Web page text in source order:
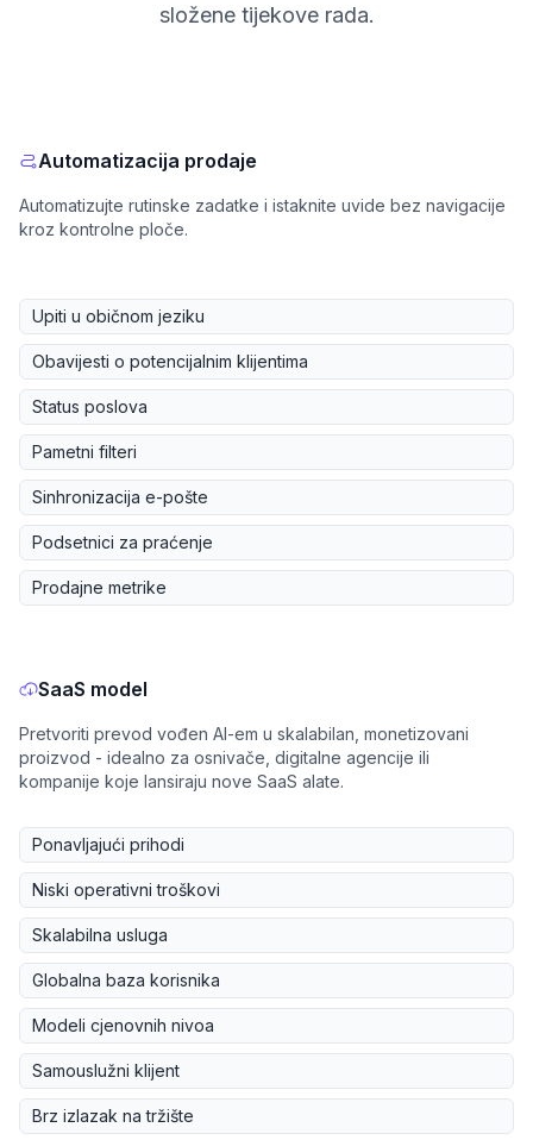
složene tijekove rada.
Automatizacija prodaje
Automatizujte rutinske zadatke i istaknite uvide bez navigacije
kroz kontrolne ploče.
Upiti u običnom jeziku
Obavijesti o potencijalnim klijentima
Status poslova
Pametni filteri
Sinhronizacija e-pošte
Podsetnici za praćenje
Prodajne metrike
SaaS model
Pretvoriti prevod vođen AI-em u skalabilan, monetizovani
proizvod - idealno za osnivače, digitalne agencije ili
kompanije koje lansiraju nove SaaS alate.
Ponavljajući prihodi
Niski operativni troškovi
Skalabilna usluga
Globalna baza korisnika
Modeli cjenovnih nivoa
Samouslužni klijent
Brz izlazak na tržište